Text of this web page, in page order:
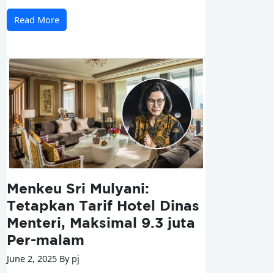
Read More
Menkeu Sri Mulyani:
Tetapkan Tarif Hotel Dinas
Menteri, Maksimal 9.3 juta
Per-malam
June 2, 2025 By pj